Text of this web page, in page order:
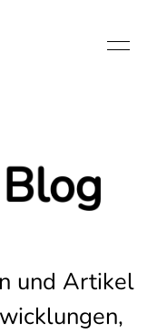
und Artikel